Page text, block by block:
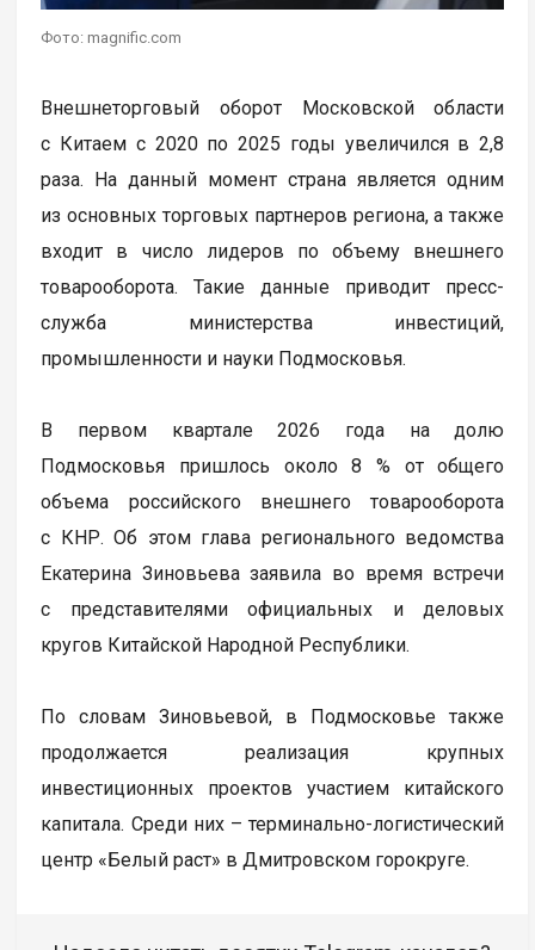
Фото: magnific.com
Внешнеторговый оборот Московской области
с Китаем с 2020 по 2025 годы увеличился в 2,8
раза. На данный момент страна является одним
из основных торговых партнеров региона, а также
входит в число лидеров по объему внешнего
товарооборота. Такие данные приводит пресс-
служба министерства инвестиций,
промышленности и науки Подмосковья.
В первом квартале 2026 года на долю
Подмосковья пришлось около 8 % от общего
объема российского внешнего товарооборота
с КНР. Об этом глава регионального ведомства
Екатерина Зиновьева заявила во время встречи
с представителями официальных и деловых
кругов Китайской Народной Республики.
По словам Зиновьевой, в Подмосковье также
продолжается реализация крупных
инвестиционных проектов участием китайского
капитала. Среди них – терминально-логистический
центр «Белый раст» в Дмитровском горокруге.